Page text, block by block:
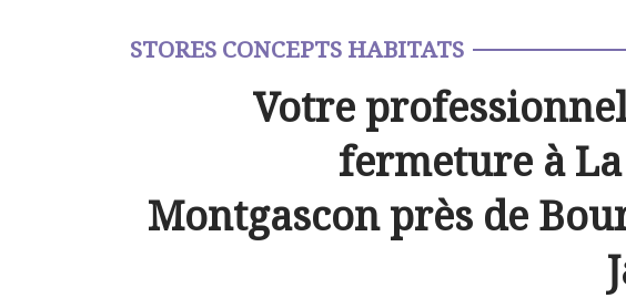
STORES CONCEPTS HABITATS
Votre
fermeture à
Montgascon près de